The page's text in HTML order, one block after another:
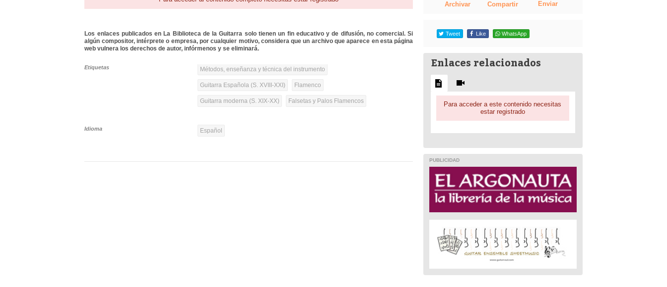
Los enlaces publicados en La Biblioteca de la Guitarra solo tienen un fin educativo y de difusión, no comercial. Si
algún compositor, intérprete o empresa, por cualquier motivo, considera que un archivo que aparece en esta página
web vulnera los derechos de autor, infórmenos y se eliminará.
Etiquetas Métodos, enseñanza y técnica del instrumento
Guitarra Española (S. XVIII-XXI) Flamenco
Guitarra moderna (S. XIX-XX) Falsetas y Palos Flamencos
Idioma Español
Archivar Compartir Enviar
Tweet Like WhatsApp
Enlaces relacionados
Para acceder a este contenido necesitas
estar registrado
PUBLICIDAD